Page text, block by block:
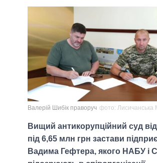
Валерій Шибік праворуч фото: Лисичанська
Вищий антикорупційний суд
під 6,65 млн грн застави
Вадима Гефтера, якого НАБУ і